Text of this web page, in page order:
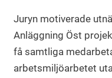
Juryn motiverade
Anläggning Öst
få samtliga
arbetsmiljöarbetet